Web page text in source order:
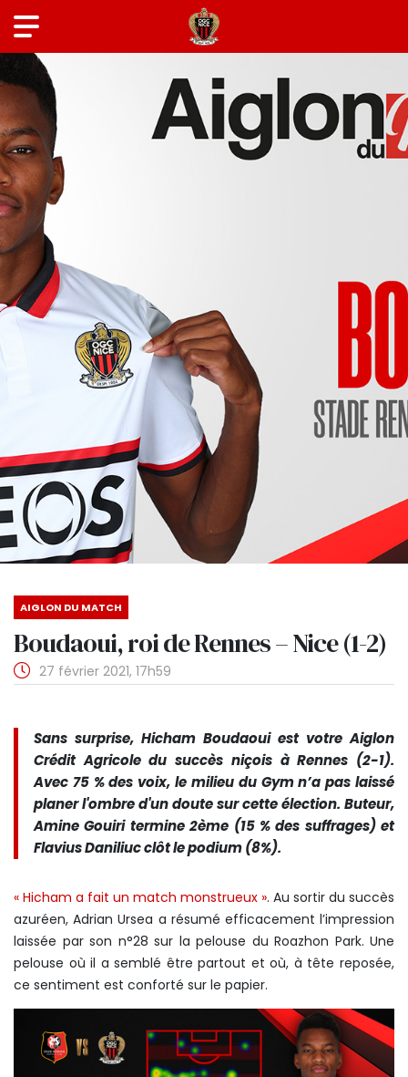
AIGLON DU MATCH
Boudaoui, roi de Rennes – Nice (1-2)
27 février 2021, 17h59
Sans surprise, Hicham Boudaoui est votre Aiglon
Crédit Agricole du succès niçois à Rennes (2-1).
Avec 75 % des voix, le milieu du Gym n’a pas laissé
planer l'ombre d'un doute sur cette élection. Buteur,
Amine Gouiri termine 2ème (15 % des suffrages) et
Flavius Daniliuc clôt le podium (8%).
« Hicham a fait un match monstrueux ». Au sortir du succès
azuréen, Adrian Ursea a résumé efficacement l’impression
laissée par son n°28 sur la pelouse du Roazhon Park. Une
pelouse où il a semblé être partout et où, à tête reposée,
ce sentiment est conforté sur le papier.